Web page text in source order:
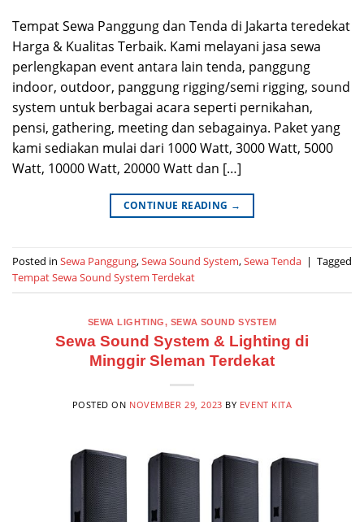
Tempat Sewa Panggung dan Tenda di Jakarta teredekat
Harga & Kualitas Terbaik. Kami melayani jasa sewa
perlengkapan event antara lain tenda, panggung
indoor, outdoor, panggung rigging/semi rigging, sound
system untuk berbagai acara seperti pernikahan,
pensi, gathering, meeting dan sebagainya. Paket yang
kami sediakan mulai dari 1000 Watt, 3000 Watt, 5000
Watt, 10000 Watt, 20000 Watt dan […]
CONTINUE READING →
Posted in Sewa Panggung,Sewa Sound System,Sewa Tenda | Tagged
Tempat Sewa Sound System Terdekat
SEWA LIGHTING, SEWA SOUND SYSTEM
Sewa Sound System & Lighting di
Minggir Sleman Terdekat
POSTED ON NOVEMBER 29, 2023 BY EVENT KITA